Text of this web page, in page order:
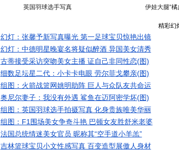
英国羽球选手写真 伊娃大腿“橘
精彩幻
幻灯：张馨予新写真曝光 第一足球宝贝惊艳出镜
幻灯：中德明星晚宴名将疑似醉酒 异国美女清秀
古蒂接受采访突吻美女主播 证自己非同性恋(图)
细数足坛星二代：小卡卡电眼 劳尔菲戈攀亲(图)
组图：火箭战篮网姚明助阵 巨人与众队友共命运
奥尼尔妻子：我没有外遇 鲨鱼在迈阿密学坏(图)
组图：英国羽球选手拍摄写真 化身贵族唯美华丽
组图：F1围场美女争奇斗艳 巴顿女友胜舒米老婆
法国总统情迷美女官员 昵称其“空手道小羊羔”
吉林篮球宝贝小文性感写真 百变造型展傲人身材